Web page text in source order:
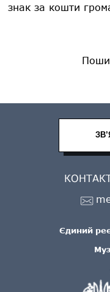
знак за кошти
Єдиний